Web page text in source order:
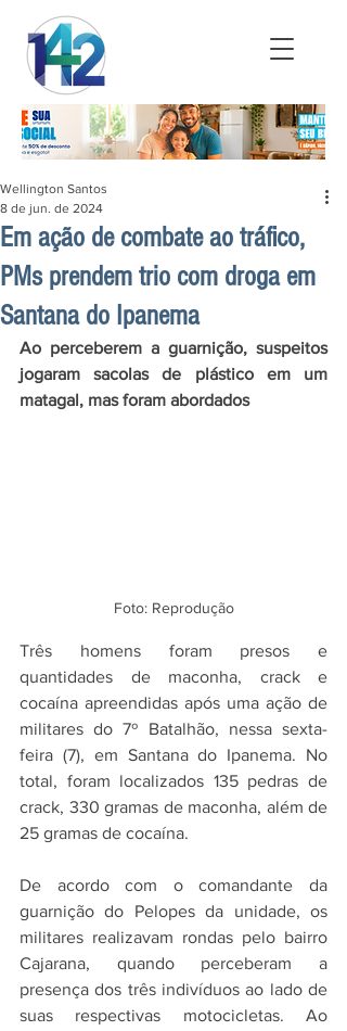
Em ação de combate ao tráfico,
PMs prendem trio com droga em
Santana do Ipanema
Wellington Santos
8 de jun. de 2024
Ao perceberem a guarnição, suspeitos
jogaram sacolas de plástico em um
matagal, mas foram abordados
Foto: Reprodução
Três homens foram presos e
quantidades de maconha, crack e
cocaína apreendidas após uma ação de
militares do 7º Batalhão, nessa sexta-
feira (7), em Santana do Ipanema. No
total, foram localizados 135 pedras de
crack, 330 gramas de maconha, além de
25 gramas de cocaína.
De acordo com o comandante da
guarnição do Pelopes da unidade, os
militares realizavam rondas pelo bairro
Cajarana, quando perceberam a
presença dos três indivíduos ao lado de
suas respectivas motocicletas. Ao